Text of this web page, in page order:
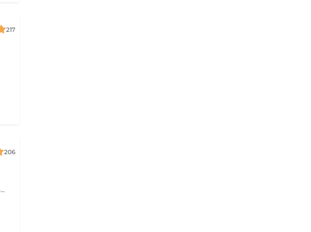
217
206
Forfait mensuel: 4 coupes, une par semaine, pour une réservation ou un renseignement nous restons joignable sur notre numéro: 26 30 07 57 Ou sur place directement